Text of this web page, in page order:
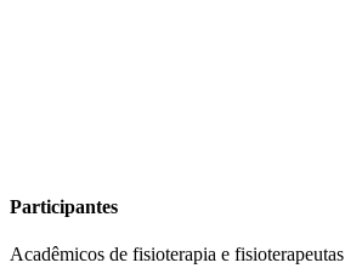
Participantes
Acadêmicos de fisioterapia e fisioterapeutas